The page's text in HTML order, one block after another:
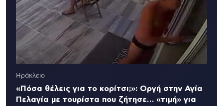
Ηράκλειο
«Πόσα θέλεις για το κορίτσι;»: Οργή στην Αγία
Πελαγία με τουρίστα που ζήτησε… «τιμή» για